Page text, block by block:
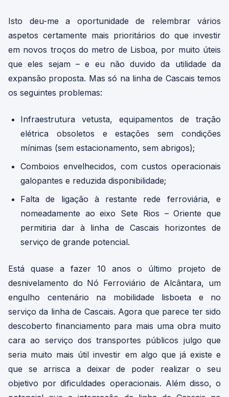
Isto deu-me a oportunidade de relembrar vários
aspetos certamente mais prioritários do que investir
em novos troços do metro de Lisboa, por muito úteis
que eles sejam – e eu não duvido da utilidade da
expansão proposta. Mas só na linha de Cascais temos
os seguintes problemas:
Infraestrutura vetusta, equipamentos de tração
elétrica obsoletos e estações sem condições
mínimas (sem estacionamento, sem abrigos);
Comboios envelhecidos, com custos operacionais
galopantes e reduzida disponibilidade;
Falta de ligação à restante rede ferroviária, e
nomeadamente ao eixo Sete Rios – Oriente que
permitiria dar à linha de Cascais horizontes de
serviço de grande potencial.
Está quase a fazer 10 anos o último projeto de
desnivelamento do Nó Ferroviário de Alcântara, um
engulho centenário na mobilidade lisboeta e no
serviço da linha de Cascais. Agora que parece ter sido
descoberto financiamento para mais uma obra muito
cara ao serviço dos transportes públicos julgo que
seria muito mais útil investir em algo que já existe e
que se arrisca a deixar de poder realizar o seu
objetivo por dificuldades operacionais. Além disso, o